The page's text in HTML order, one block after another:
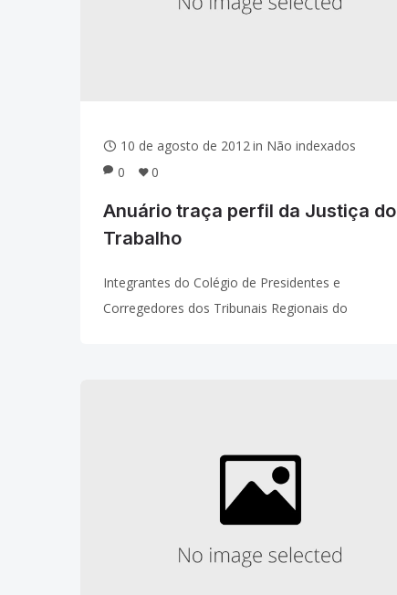
10 de agosto de 2012 in Não indexados
0
0
Anuário traça perfil da Justiça do
Trabalho
Integrantes do Colégio de Presidentes e
Corregedores dos Tribunais Regionais do